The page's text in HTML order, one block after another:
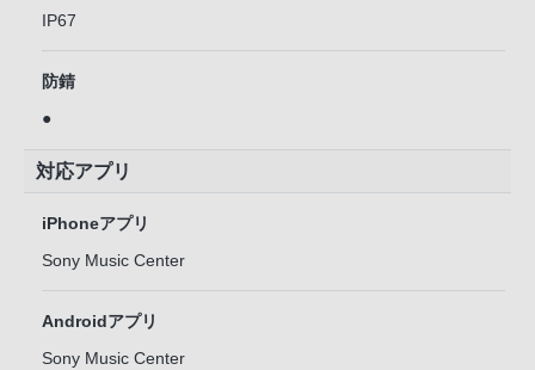
IP67
防錆
●
対応アプリ
iPhoneアプリ
Sony Music Center
Androidアプリ
Sony Music Center